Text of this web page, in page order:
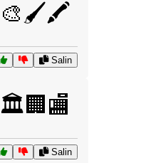
🎨🖌️🖍️
Salin
🏛️🏢🏬
Salin